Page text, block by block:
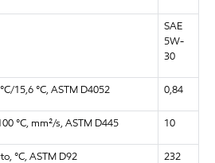
SAE
5W-
30
15,6 °C, ASTM D4052 0,84
°C, mm²/s, ASTM D445 10
°C, ASTM D92 232